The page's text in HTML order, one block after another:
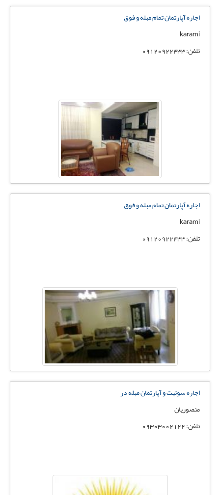
اجاره آپارتمان تمام مبله و فوق
karami
تلفن: 09120922433
اجاره آپارتمان تمام مبله و فوق
karami
تلفن: 09120922433
اجاره سوئیت و آپارتمان مبله در
منصوریان
تلفن: 09303002122